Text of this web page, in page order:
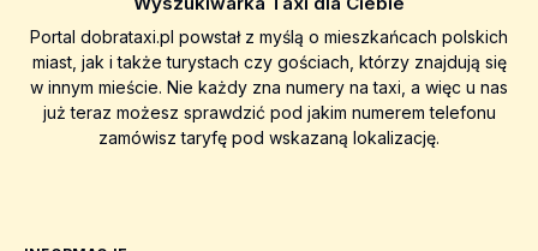
Portal dobrataxi.pl powstał z myślą o mieszkańcach polskich
miast, jak i także turystach czy gościach, którzy znajdują się
w innym mieście. Nie każdy zna numery na taxi, a więc u nas
już teraz możesz sprawdzić pod jakim numerem telefonu
zamówisz taryfę pod wskazaną lokalizację.